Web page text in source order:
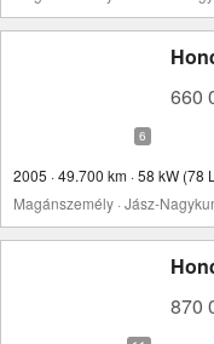
660
2005 · 49.700 km · 58 kW (78
Magánszemély · Jász-
870